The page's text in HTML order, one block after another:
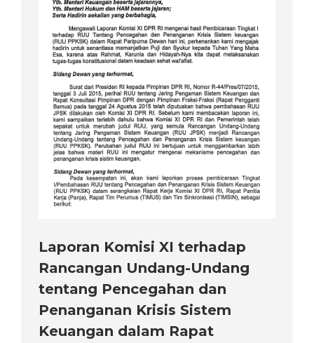
Laporan Komisi XI terhadap
Rancangan Undang-Undang
tentang Pencegahan dan
Penanganan Krisis Sistem
Keuangan dalam Rapat